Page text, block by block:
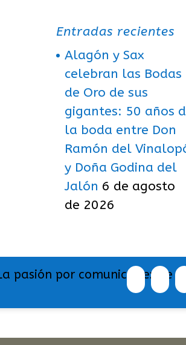
Entradas recientes
Alagón y Sax
celebran las Bodas
de Oro de sus
gigantes: 50 años
la boda entre Don
Ramón del
y Doña Godina del
Jalón 6 de agosto
de 2026
pasión por comunicar exige